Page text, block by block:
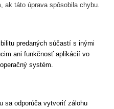
ak táto úprava spôsobila chybu.
predaných súčastí s inými
ani funkčnosť aplikácií vo
systém.
sa odporúča vytvoriť zálohu